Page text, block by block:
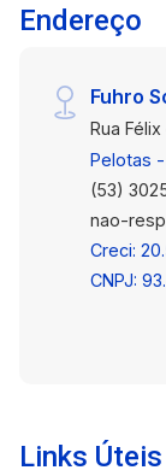
da cidade,
dia a dia. Agende uma visita e venha conhecer
Vendas.
valoriza
Endereço
Fuhro
Rua
Pelotas -
(53)
nao-
Creci:
CNPJ:
Links Úteis